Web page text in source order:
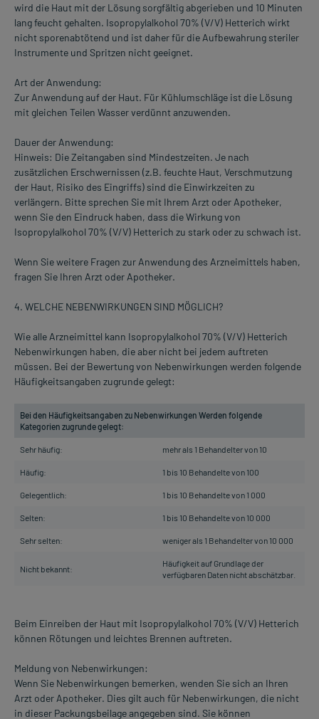
wird die Haut mit der Lösung sorgfältig abgerieben und 10 Minuten
lang feucht gehalten. Isopropylalkohol 70% (V/V) Hetterich wirkt
nicht sporenabtötend und ist daher für die Aufbewahrung steriler
Instrumente und Spritzen nicht geeignet.
Art der Anwendung:
Zur Anwendung auf der Haut. Für Kühlumschläge ist die Lösung
mit gleichen Teilen Wasser verdünnt anzuwenden.
Dauer der Anwendung:
Hinweis: Die Zeitangaben sind Mindestzeiten. Je nach
zusätzlichen Erschwernissen (z.B. feuchte Haut, Verschmutzung
der Haut, Risiko des Eingriffs) sind die Einwirkzeiten zu
verlängern. Bitte sprechen Sie mit Ihrem Arzt oder Apotheker,
wenn Sie den Eindruck haben, dass die Wirkung von
Isopropylalkohol 70% (V/V) Hetterich zu stark oder zu schwach ist.
Wenn Sie weitere Fragen zur Anwendung des Arzneimittels haben,
fragen Sie Ihren Arzt oder Apotheker.
4. WELCHE NEBENWIRKUNGEN SIND MÖGLICH?
Wie alle Arzneimittel kann Isopropylalkohol 70% (V/V) Hetterich
Nebenwirkungen haben, die aber nicht bei jedem auftreten
müssen. Bei der Bewertung von Nebenwirkungen werden folgende
Häufigkeitsangaben zugrunde gelegt:
Bei den Häufigkeitsangaben zu Nebenwirkungen Werden folgende
Kategorien zugrunde gelegt:
Sehr häufig: mehr als 1 Behandelter von 10
Häufig: 1 bis 10 Behandelte von 100
Gelegentlich: 1 bis 10 Behandelte von 1 000
Selten: 1 bis 10 Behandelte von 10 000
Sehr selten: weniger als 1 Behandelter von 10 000
Nicht bekannt:
Häufigkeit auf Grundlage der
verfügbaren Daten nicht abschätzbar.
Beim Einreiben der Haut mit Isopropylalkohol 70% (V/V) Hetterich
können Rötungen und leichtes Brennen auftreten.
Meldung von Nebenwirkungen:
Wenn Sie Nebenwirkungen bemerken, wenden Sie sich an Ihren
Arzt oder Apotheker. Dies gilt auch für Nebenwirkungen, die nicht
in dieser Packungsbeilage angegeben sind. Sie können